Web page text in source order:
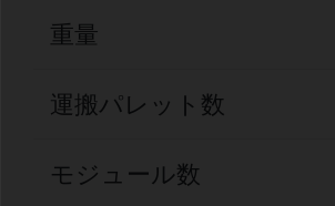
重量
運搬パレット数
モジュール数